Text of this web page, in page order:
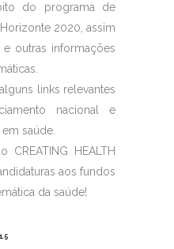
do programa de
2020, assim
outras informações
links relevantes
nacional e
saúde.
HEALTH
aos fundos
da saúde!